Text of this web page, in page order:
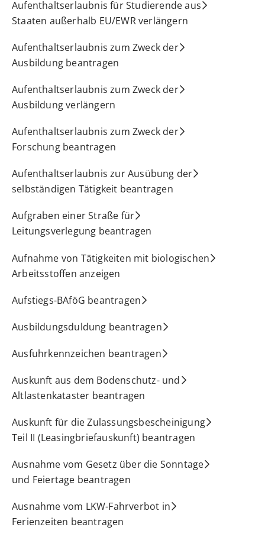
Aufenthaltserlaubnis für Studierende aus
Staaten außerhalb EU/EWR verlängern
Aufenthaltserlaubnis zum Zweck der
Ausbildung beantragen
Aufenthaltserlaubnis zum Zweck der
Ausbildung verlängern
Aufenthaltserlaubnis zum Zweck der
Forschung beantragen
Aufenthaltserlaubnis zur Ausübung der
selbständigen Tätigkeit beantragen
Aufgraben einer Straße für
Leitungsverlegung beantragen
Aufnahme von Tätigkeiten mit biologischen
Arbeitsstoffen anzeigen
Aufstiegs-BAföG beantragen
Ausbildungsduldung beantragen
Ausfuhrkennzeichen beantragen
Auskunft aus dem Bodenschutz- und
Altlastenkataster beantragen
Auskunft für die Zulassungsbescheinigung
Teil II (Leasingbriefauskunft) beantragen
Ausnahme vom Gesetz über die Sonntage
und Feiertage beantragen
Ausnahme vom LKW-Fahrverbot in
Ferienzeiten beantragen